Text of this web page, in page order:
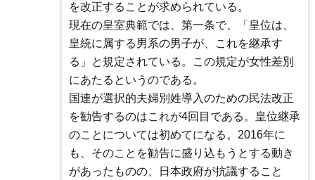
を改正することが求められている。
現在の皇室典範では、第一条で、「皇位は、
皇統に属する男系の男子が、これを継承す
る」と規定されている。この規定が女性差別
にあたるというのである。
国連が選択的夫婦別姓導入のための民法改正
を勧告するのはこれが4回目である。皇位継承
のことについては初めてになる。2016年に
も、そのことを勧告に盛り込もうとする動き
があったものの、日本政府が抗議すること